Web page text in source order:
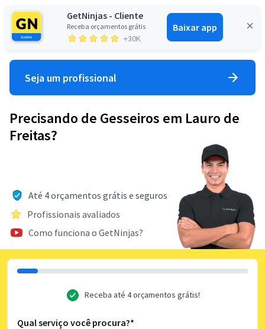
GetNinjas - Cliente
Receba orçamentos grátis
+30K
Baixar app
Entrar
Seja um profissional
Precisando de Gesseiros em Lauro de
Freitas?
Até 4 orçamentos grátis e seguros
Profissionais avaliados
Como funciona o GetNinjas?
Receba até 4 orçamentos grátis!
Qual serviço você procura?*